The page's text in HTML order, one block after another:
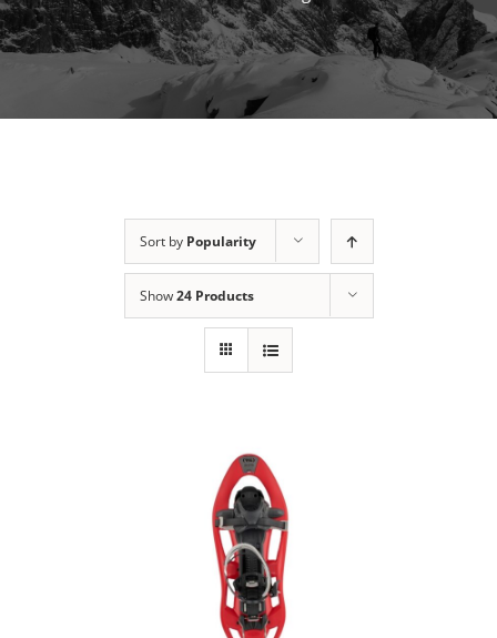
Sort by Popularity
Show24 Products